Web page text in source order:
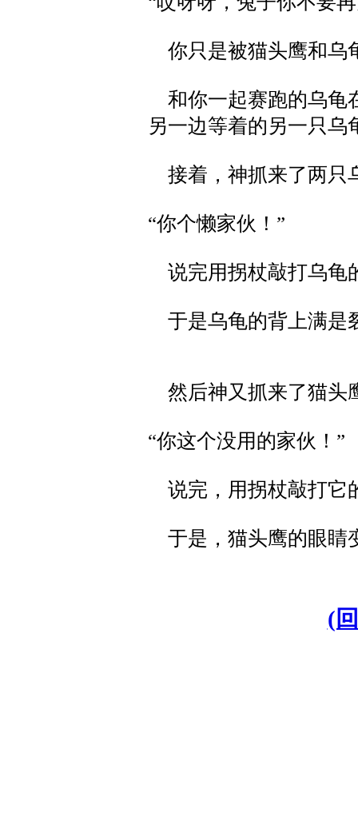
你只是被猫头鹰和乌
和你一起赛跑的乌龟
另一边等着的另一只乌
接着，神抓来了两只
“你个懒家伙！”
说完用拐杖敲打乌龟
于是乌龟的背上满是
然后神又抓来了猫头
“你这个没用的家伙！”
说完，用拐杖敲打它
于是，猫头鹰的眼睛
(